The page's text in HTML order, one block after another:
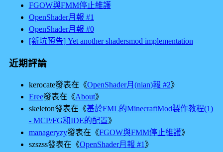
FGOW與FMM停止維護
OpenShader月報 #1
OpenShader月報 #0
[新坑預告] Yet another shadersmod implementation
近期評論
kerocate發表在《OpenShader月(nian)報 #2》
Eree發表在《About》
skeleton發表在《基於FML的MinecraftMod製作教程(1)
- MCP/FG和IDE的配置》
manageryzy發表在《FGOW與FMM停止維護》
szszss發表在《OpenShader月報 #1》